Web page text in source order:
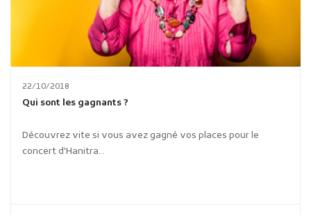
22/10/2018
Qui sont les gagnants ?
Découvrez vite si vous avez gagné vos places pour le
concert d'Hanitra...